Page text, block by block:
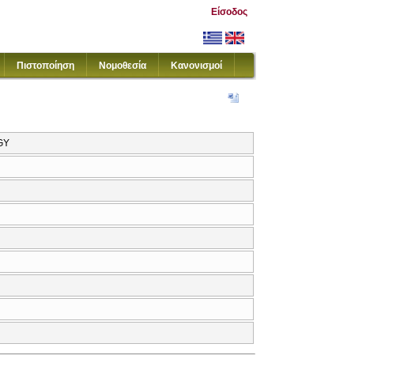
Είσοδος
Πιστοποίηση Νομοθεσία Κανονισμοί